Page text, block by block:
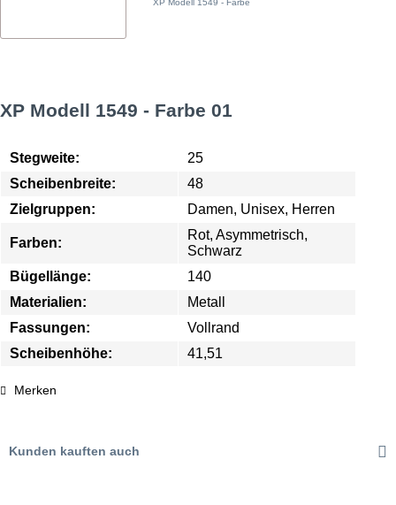
XP Modell 1549 - Farbe 01
Stegweite:
25
Scheibenbreite:
48
Zielgruppen:
Damen, Unisex, Herren
Farben:
Rot, Asymmetrisch,
Schwarz
Bügellänge:
140
Materialien:
Metall
Fassungen:
Vollrand
Scheibenhöhe:
41,51
Merken
Kunden kauften auch